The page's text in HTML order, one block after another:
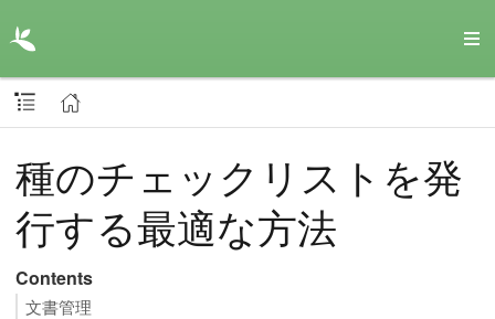
種のチェックリストを発
行する最適な方法
Contents
文書管理